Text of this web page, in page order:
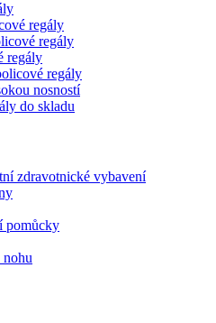
regály
regály
regály
regály
nosností
do skladu
zdravotnické vybavení
pomůcky
nohu